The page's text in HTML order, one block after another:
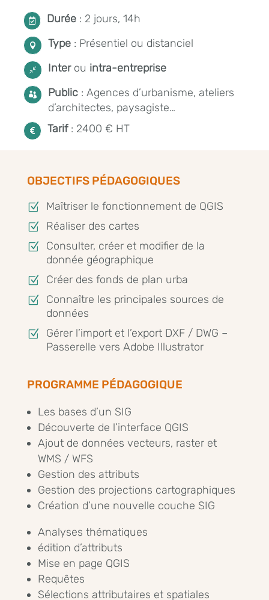
 Durée: 2 jours, 14h
 Type : Présentiel ou distanciel
/ Inter ou intra-entreprise
 Public: Agences d’urbanisme, ateliers
d’architectes, paysagiste…
 Tarif : 2400 € HT
OBJECTIFS PÉDAGOGIQUES
Z Maîtriser le fonctionnement de QGIS
Z Réaliser des cartes
Z
Consulter, créer et modifier de la
donnée géographique
Z Créer des fonds de plan urba
Z
Connaître les principales sources de
données
Z
Gérer l’import et l’export DXF / DWG –
Passerelle vers Adobe Illustrator
PROGRAMME PÉDAGOGIQUE
Les bases d’un SIG
Découverte de l’interface QGIS
Ajout de données vecteurs, raster et
WMS / WFS
Gestion des attributs
Gestion des projections cartographiques
Création d’une nouvelle couche SIG
Analyses thématiques
édition d’attributs
Mise en page QGIS
Requêtes
Sélections attributaires et spatiales